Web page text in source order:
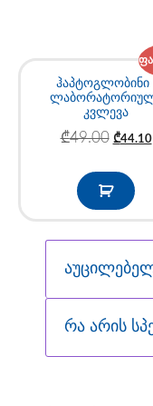
ჰაპტოგლობინი |
კვლევა
₾49.00 ₾44.10
რა არის